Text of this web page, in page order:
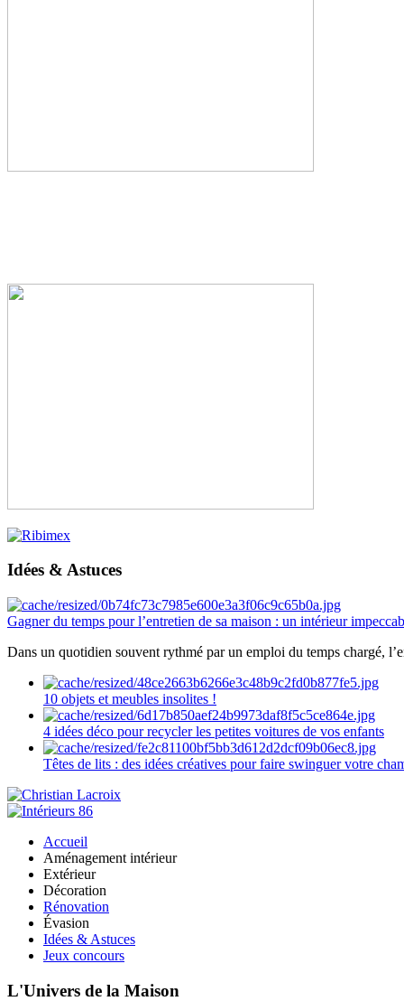
Idées & Astuces
Gagner du temps pour l’entretien de sa maison : un intérieur
Dans un quotidien souvent rythmé par un emploi du temps chargé,
10 objets et meubles insolites !
4 idées déco pour recycler les petites voitures de vos enfants
Têtes de lits : des idées créatives pour faire swinguer votre
Accueil
Aménagement intérieur
Extérieur
Décoration
Rénovation
Évasion
Idées & Astuces
Jeux concours
L'Univers de la Maison